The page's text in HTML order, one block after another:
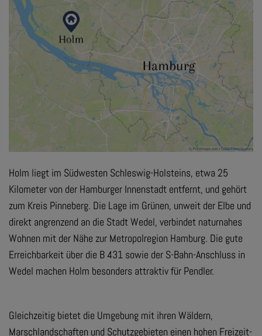
Holm liegt im Südwesten Schleswig-Holsteins, etwa 25
Kilometer von der Hamburger Innenstadt entfernt, und gehört
zum Kreis Pinneberg. Die Lage im Grünen, unweit der Elbe und
direkt angrenzend an die Stadt Wedel, verbindet naturnahes
Wohnen mit der Nähe zur Metropolregion Hamburg. Die gute
Erreichbarkeit über die B 431 sowie der S-Bahn-Anschluss in
Wedel machen Holm besonders attraktiv für Pendler.
Gleichzeitig bietet die Umgebung mit ihren Wäldern,
Marschlandschaften und Schutzgebieten einen hohen Freizeit-